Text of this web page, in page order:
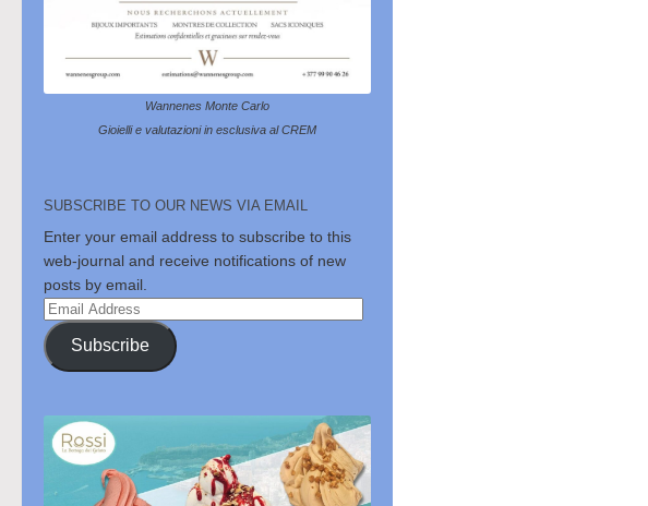
Wannenes Monte Carlo
Gioielli e valutazioni in esclusiva al CREM
SUBSCRIBE TO OUR NEWS VIA EMAIL
Enter your email address to subscribe to this
web-journal and receive notifications of new
posts by email.
Email
Address
Subscribe